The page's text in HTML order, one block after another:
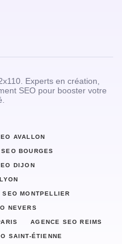
Experts en création,
SEO pour booster votre
AVALLON
BOURGES
DIJON
SEO MONTPELLIER
NEVERS
AGENCE SEO REIMS
SAINT-ÉTIENNE